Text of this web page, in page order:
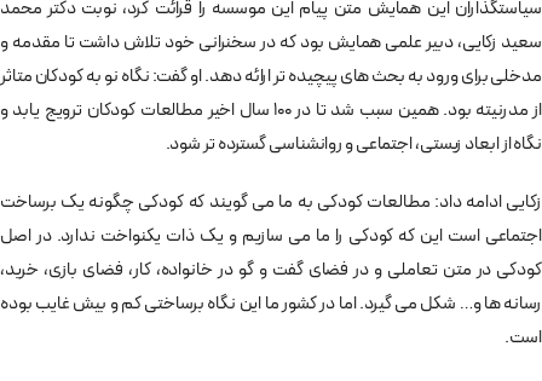
سیاستگذاران این همایش متن پیام این موسسه را قرائت کرد، نوبت دکتر محمد
سعید زکایی، دبیر علمی همایش بود که در سخنرانی خود تلاش داشت تا مقدمه و
مدخلی برای ورود به بحث های پیچیده تر ارائه دهد. او گفت: نگاه نو به کودکان متاثر
از مدرنیته بود. همین سبب شد تا در 100 سال اخیر مطالعات کودکان ترویج یابد و
نگاه از ابعاد زیستی، اجتماعی و روانشناسی گسترده تر شود.
زکایی ادامه داد: مطالعات کودکی به ما می گویند که کودکی چگونه یک برساخت
اجتماعی است این که کودکی را ما می سازیم و یک ذات یکنواخت ندارد. در اصل
کودکی در متن تعاملی و در فضای گفت و گو در خانواده، کار، فضای بازی، خرید،
رسانه ها و… شکل می گیرد. اما در کشور ما این نگاه برساختی کم و بیش غایب بوده
است.